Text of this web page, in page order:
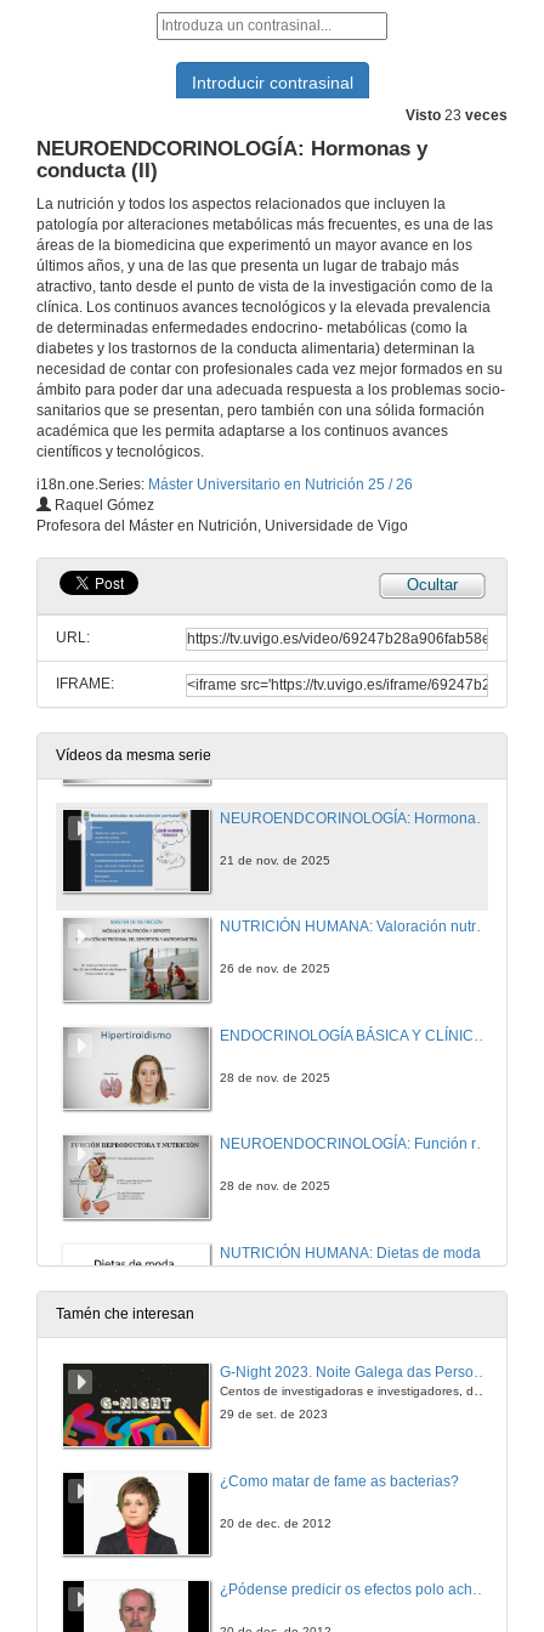
Visto 23 veces
NEUROENDCORINOLOGÍA: Hormonas y
conducta (II)
La nutrición y todos los aspectos relacionados que incluyen la
patología por alteraciones metabólicas más frecuentes, es una de las
áreas de la biomedicina que experimentó un mayor avance en los
últimos años, y una de las que presenta un lugar de trabajo más
atractivo, tanto desde el punto de vista de la investigación como de la
clínica. Los continuos avances tecnológicos y la elevada prevalencia
de determinadas enfermedades endocrino- metabólicas (como la
diabetes y los trastornos de la conducta alimentaria) determinan la
necesidad de contar con profesionales cada vez mejor formados en su
ámbito para poder dar una adecuada respuesta a los problemas socio-
sanitarios que se presentan, pero también con una sólida formación
académica que les permita adaptarse a los continuos avances
científicos y tecnológicos.
i18n.one.Series: Máster Universitario en Nutrición 25 / 26
Raquel Gómez
Profesora del Máster en Nutrición, Universidade de Vigo
Ocultar
URL:
IFRAME:
Vídeos da mesma serie
13 de nov. de 2025
13 de nov. de 2025
14 de nov. de 2025
NEUROENDCORINOLOGÍA: Eje Lactotropo: La Prolactina (PRL)
14 de nov. de 2025
20 de nov. de 2025
NEUROENDCORINOLOGÍA: Hormonas y conducta (I)
20 de nov. de 2025
METABOLISMO Y SU PATOLOGÍA: Dislipemias
21 de nov. de 2025
NUTRICIÓN HUMANA: Valoración nutricional del deportista y antropometría
26 de nov. de 2025
28 de nov. de 2025
NEUROENDOCRINOLOGÍA: Función reproductora y Nutrición
28 de nov. de 2025
NUTRICIÓN HUMANA: Dietas de moda
3 de dec. de 2025
Tamén che interesan
G-Night 2023. Noite Galega das Persoas Investigadoras. Conciencias creativas
29 de set. de 2023
¿Como matar de fame as bacterias?
20 de dec. de 2012
¿Pódense predicir os efectos polo achegamento á Terra dos asteroides?